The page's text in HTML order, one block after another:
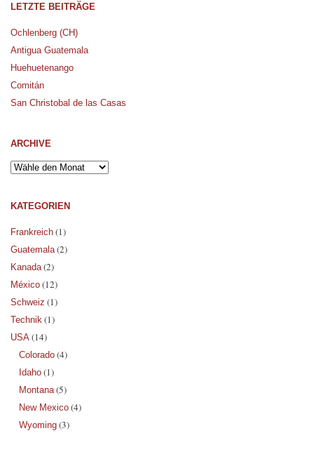
LETZTE BEITRÄGE
Ochlenberg (CH)
Antigua Guatemala
Huehuetenango
Comitán
San Christobal de las Casas
ARCHIVE
KATEGORIEN
Frankreich (1)
Guatemala(2)
Kanada(2)
México (12)
Schweiz (1)
Technik (1)
USA (14)
Colorado (4)
Idaho (1)
Montana(5)
New Mexico (4)
Wyoming (3)